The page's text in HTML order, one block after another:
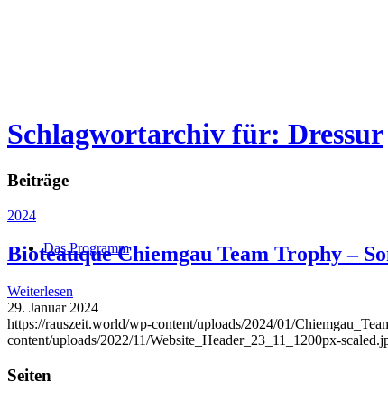
Das Programm
Schlagwortarchiv für: Dressur
Beiträge
2024
Bioteauque Chiemgau Team Trophy –
Weiterlesen
29. Januar 2024
https://rauszeit.world/wp-content/uploads/2024/01/
content/uploads/2022/11/Website_Header_23_11_1200px-
Seiten